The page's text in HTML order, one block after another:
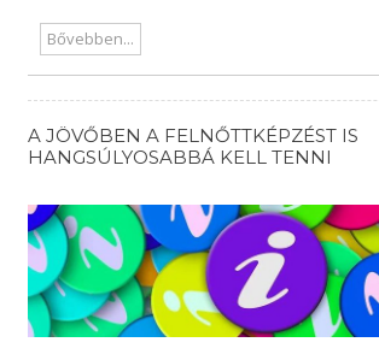
Bővebben...
A JÖVŐBEN A FELNŐTTKÉPZÉST IS
HANGSÚLYOSABBÁ KELL TENNI